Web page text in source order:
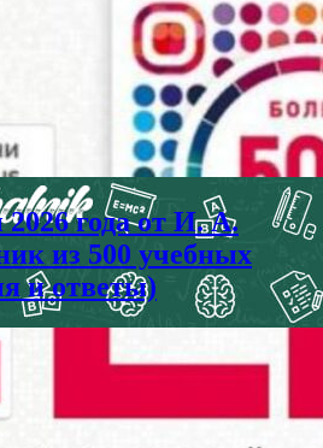
года от И. А.
из 500 учебных
и ответы)